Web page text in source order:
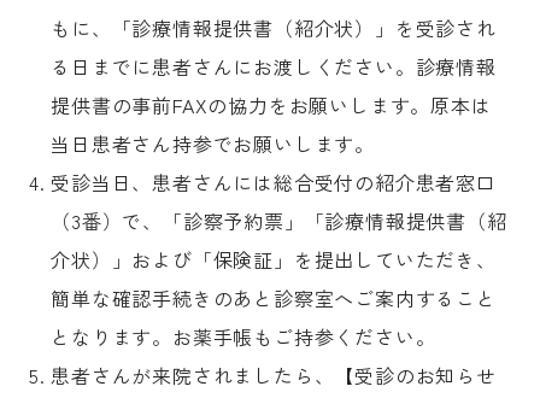
もに、「診療情報提供書（紹介状）」を受診され
る日までに患者さんにお渡しください。診療情報
提供書の事前FAXの協力をお願いします。原本は
当日患者さん持参でお願いします。
受診当日、患者さんには総合受付の紹介患者窓口
（3番）で、「診察予約票」「診療情報提供書（紹
介状）」および「保険証」を提出していただき、
簡単な確認手続きのあと診察室へご案内すること
となります。お薬手帳もご持参ください。
患者さんが来院されましたら、【受診のお知らせ